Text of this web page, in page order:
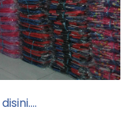
disini….